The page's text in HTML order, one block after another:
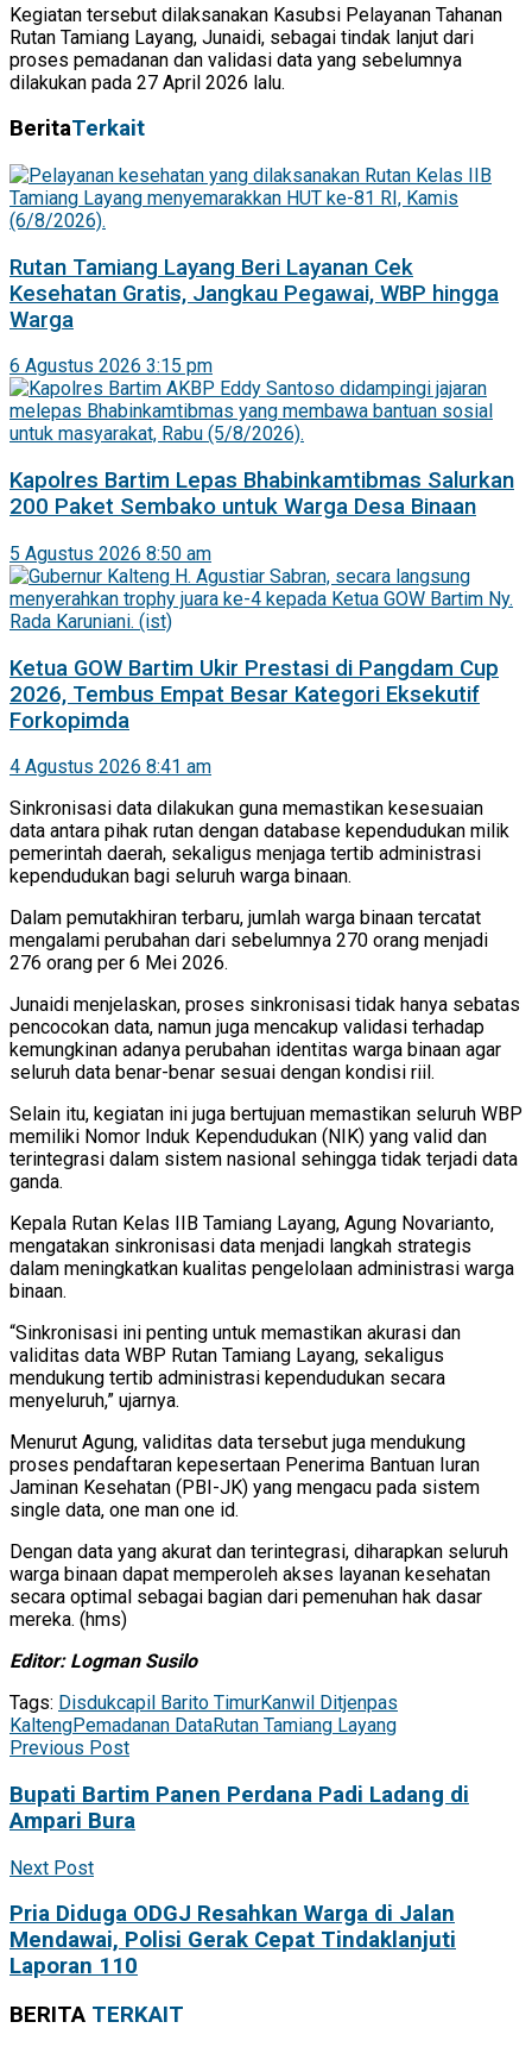
Kegiatan tersebut dilaksanakan Kasubsi Pelayanan Tahanan
Rutan Tamiang Layang, Junaidi, sebagai tindak lanjut dari
proses pemadanan dan validasi data yang sebelumnya
dilakukan pada 27 April 2026 lalu.
BeritaTerkait
Rutan Tamiang Layang Beri Layanan Cek
Kesehatan Gratis, Jangkau Pegawai, WBP hingga
Warga
6 Agustus 2026 3:15 pm
Kapolres Bartim Lepas Bhabinkamtibmas Salurkan
200 Paket Sembako untuk Warga Desa Binaan
5 Agustus 2026 8:50 am
Ketua GOW Bartim Ukir Prestasi di Pangdam Cup
2026, Tembus Empat Besar Kategori Eksekutif
Forkopimda
4 Agustus 2026 8:41 am
Sinkronisasi data dilakukan guna memastikan kesesuaian
data antara pihak rutan dengan database kependudukan milik
pemerintah daerah, sekaligus menjaga tertib administrasi
kependudukan bagi seluruh warga binaan.
Dalam pemutakhiran terbaru, jumlah warga binaan tercatat
mengalami perubahan dari sebelumnya 270 orang menjadi
276 orang per 6 Mei 2026.
Junaidi menjelaskan, proses sinkronisasi tidak hanya sebatas
pencocokan data, namun juga mencakup validasi terhadap
kemungkinan adanya perubahan identitas warga binaan agar
seluruh data benar-benar sesuai dengan kondisi riil.
Selain itu, kegiatan ini juga bertujuan memastikan seluruh WBP
memiliki Nomor Induk Kependudukan (NIK) yang valid dan
terintegrasi dalam sistem nasional sehingga tidak terjadi data
ganda.
Kepala Rutan Kelas IIB Tamiang Layang, Agung Novarianto,
mengatakan sinkronisasi data menjadi langkah strategis
dalam meningkatkan kualitas pengelolaan administrasi warga
binaan.
“Sinkronisasi ini penting untuk memastikan akurasi dan
validitas data WBP Rutan Tamiang Layang, sekaligus
mendukung tertib administrasi kependudukan secara
menyeluruh,” ujarnya.
Menurut Agung, validitas data tersebut juga mendukung
proses pendaftaran kepesertaan Penerima Bantuan Iuran
Jaminan Kesehatan (PBI-JK) yang mengacu pada sistem
single data, one man one id.
Dengan data yang akurat dan terintegrasi, diharapkan seluruh
warga binaan dapat memperoleh akses layanan kesehatan
secara optimal sebagai bagian dari pemenuhan hak dasar
mereka. (hms)
Editor: Logman Susilo
Tags: Disdukcapil Barito TimurKanwil Ditjenpas
KaltengPemadanan DataRutan Tamiang Layang
Previous Post
Bupati Bartim Panen Perdana Padi Ladang di
Ampari Bura
Next Post
Pria Diduga ODGJ Resahkan Warga di Jalan
Mendawai, Polisi Gerak Cepat Tindaklanjuti
Laporan 110
BERITA TERKAIT